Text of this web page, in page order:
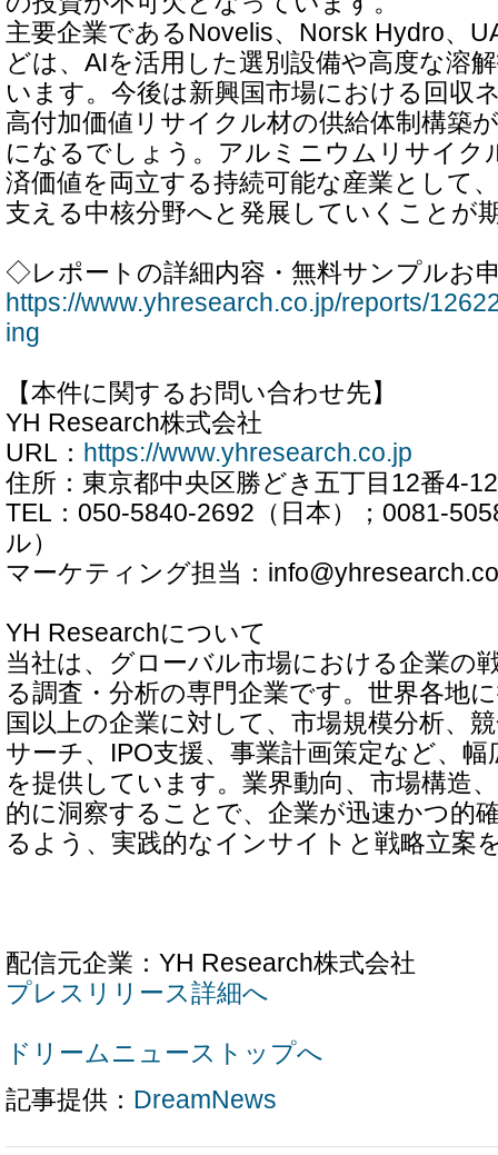
主要企業であるNovelis、Norsk Hydro、
どは、AIを活用した選別設備や高度な溶
います。今後は新興国市場における回収
高付加価値リサイクル材の供給体制構築
になるでしょう。アルミニウムリサイク
済価値を両立する持続可能な産業として
支える中核分野へと発展していくことが
◇レポートの詳細内容・無料サンプルお
https://www.yhresearch.co.jp/reports/
ing
【本件に関するお問い合わせ先】
YH Research株式会社
URL： https://www.yhresearch.co.jp
住所：東京都中央区勝どき五丁目12番4-
TEL：050-5840-2692（日本）；0081-
ル）
マーケティング担当：
YH Researchについて
当社は、グローバル市場における企業の
る調査・分析の専門企業です。世界各地
国以上の企業に対して、市場規模分析、
サーチ、IPO支援、事業計画策定など、
を提供しています。業界動向、市場構造
的に洞察することで、企業が迅速かつ的
るよう、実践的なインサイトと戦略立案
配信元企業：YH Research株式会社
プレスリリース詳細へ
ドリームニューストップへ
記事提供： DreamNews